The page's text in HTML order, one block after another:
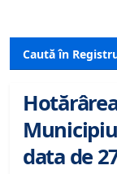
Caută în
data de